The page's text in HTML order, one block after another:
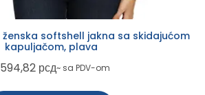
ženska softshell jakna sa skidajućom
kapuljačom, plava
рсд~ sa PDV-om